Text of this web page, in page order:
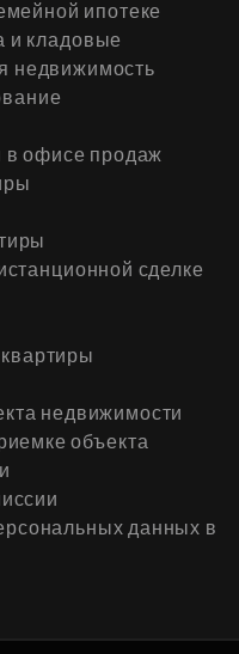
ипотеке
и кладовые
недвижимость
в офисе продаж
сделке
недвижимости
объекта
данных в